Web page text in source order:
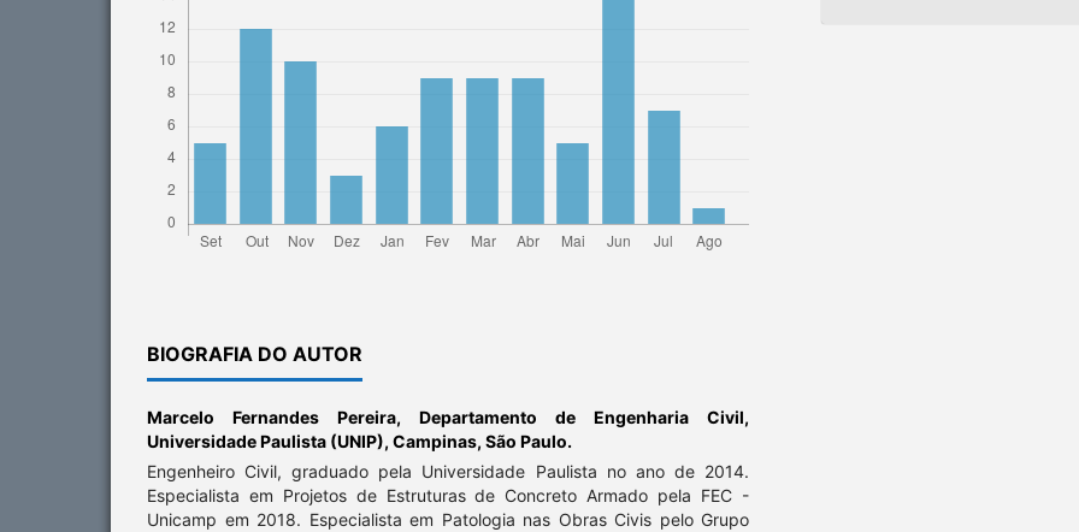
BIOGRAFIA DO AUTOR
Marcelo Fernandes Pereira, Departamento de Engenharia Civil,
Universidade Paulista (UNIP), Campinas, São Paulo.
Engenheiro Civil, graduado pela Universidade Paulista no ano de 2014.
Especialista em Projetos de Estruturas de Concreto Armado pela FEC -
Unicamp em 2018. Especialista em Patologia nas Obras Civis pelo Grupo